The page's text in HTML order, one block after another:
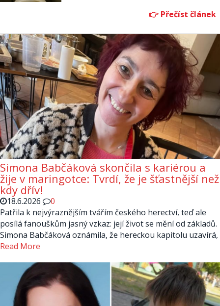
Simona Babčáková skončila s kariérou a
žije v maringotce: Tvrdí, že je šťastnější než
kdy dřív!
18.6.2026
0
Patřila k nejvýraznějším tvářím českého herectví, teď ale
posílá fanouškům jasný vzkaz: její život se mění od základů.
Simona Babčáková oznámila, že hereckou kapitolu uzavírá,
Read More